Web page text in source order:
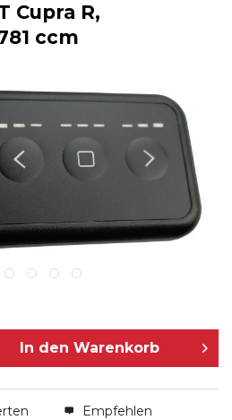
Cupra R,
ccm
In den Warenkorb
Empfehlen